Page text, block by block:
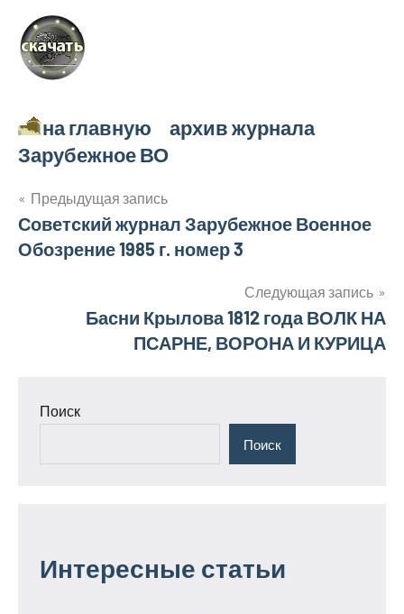
на главную архив журнала
Зарубежное ВО
Навигация
по
Предыдущая запись
Советский журнал Зарубежное Военное
Обозрение 1985 г. номер 3
Следующая запись
Басни Крылова 1812 года ВОЛК НА
ПСАРНЕ, ВОРОНА И КУРИЦА
Поиск
Поиск
Интересные статьи